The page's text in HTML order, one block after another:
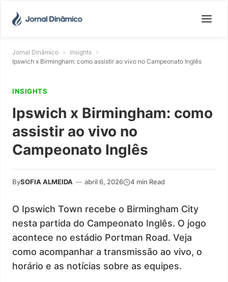
Jornal Dinâmico » Insights »
Ipswich x Birmingham: como assistir ao vivo no Campeonato Inglês
INSIGHTS
Ipswich x Birmingham: como
assistir ao vivo no
Campeonato Inglês
BySOFIA ALMEIDA — abril 6, 2026 4 min Read
O Ipswich Town recebe o Birmingham City
nesta partida do Campeonato Inglês. O jogo
acontece no estádio Portman Road. Veja
como acompanhar a transmissão ao vivo, o
horário e as notícias sobre as equipes.